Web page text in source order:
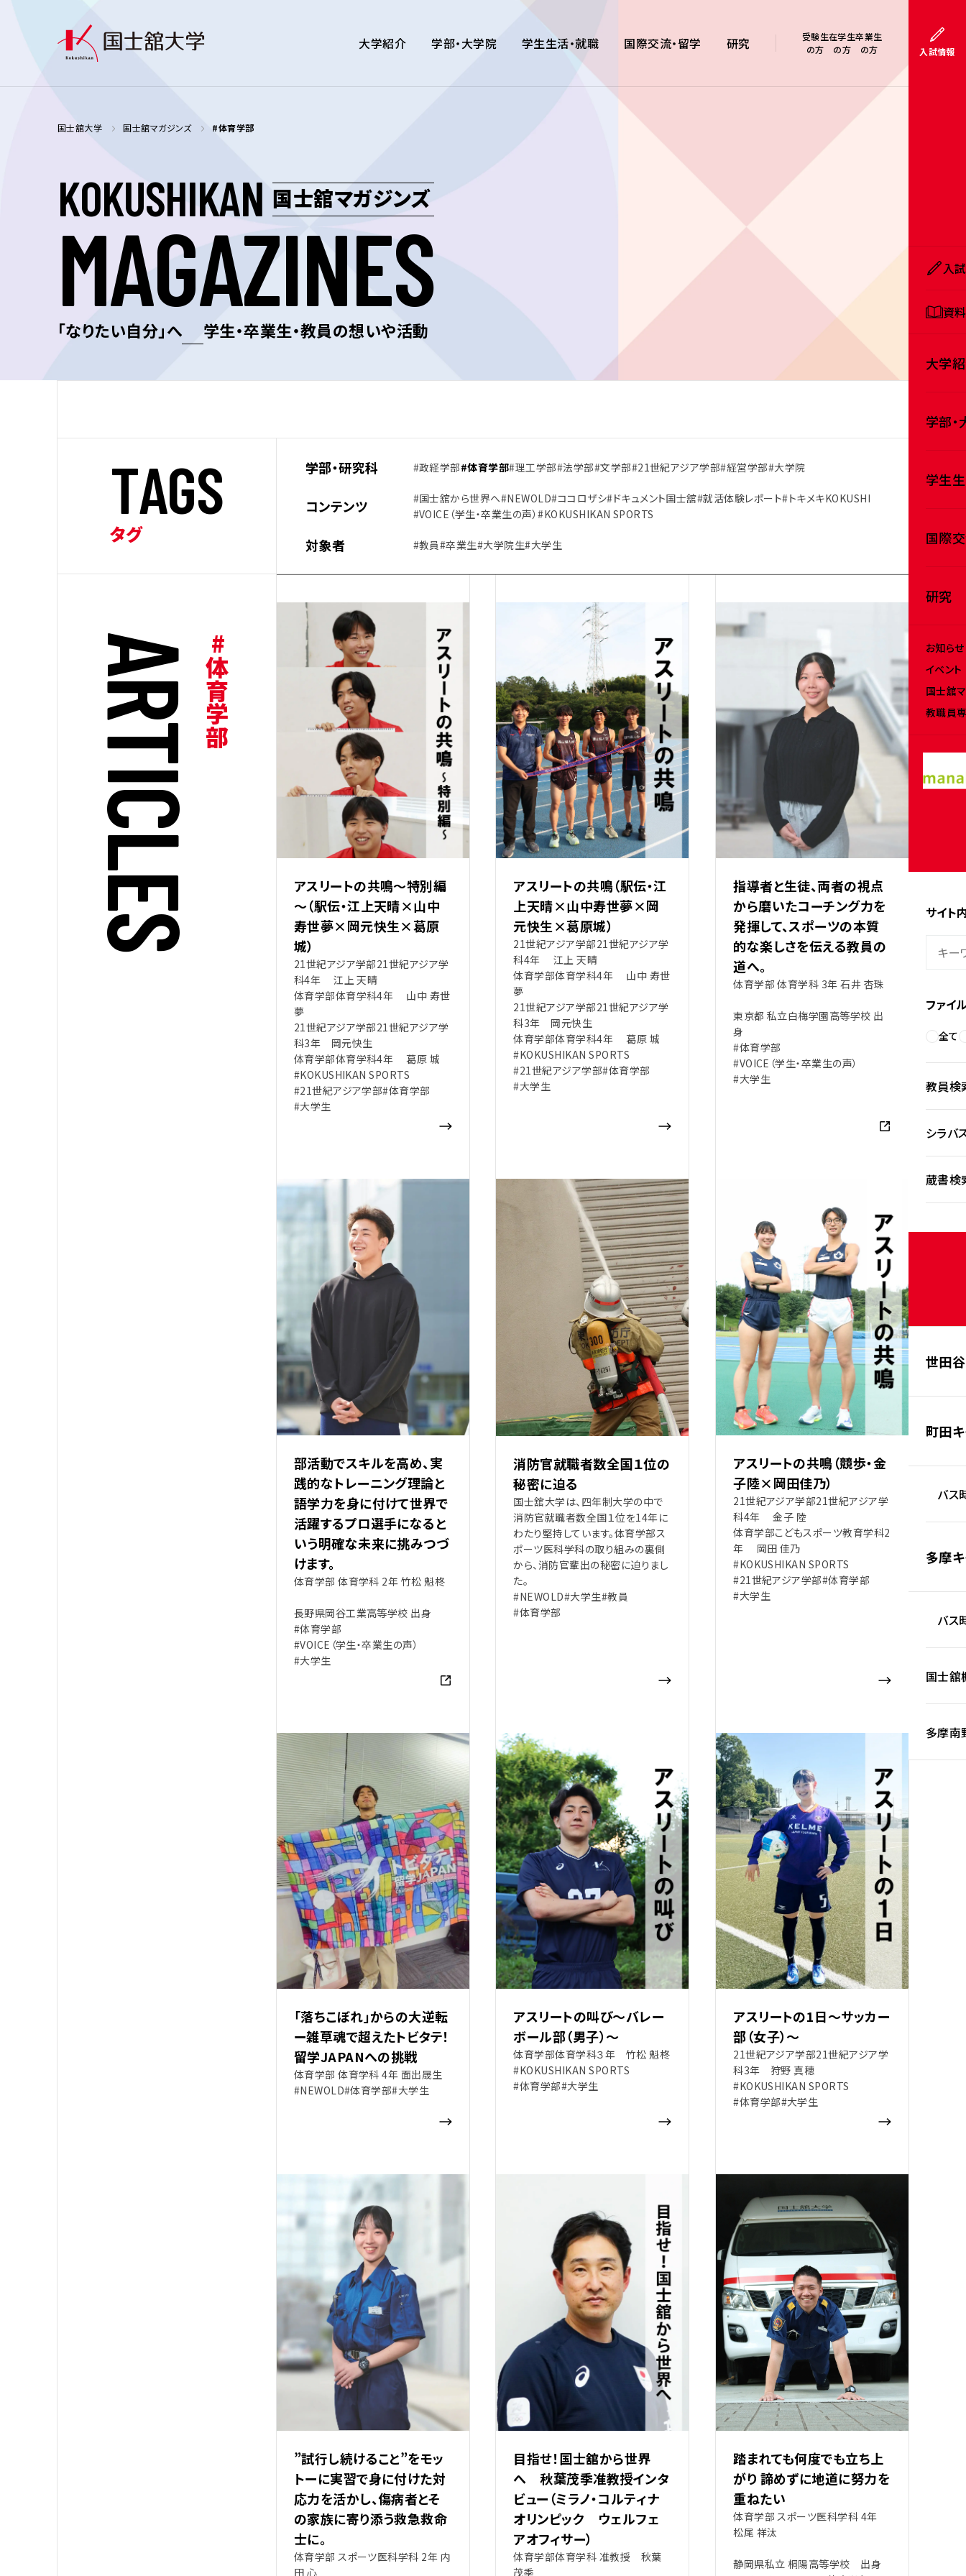
大学紹介 学部・大学院 学生生活・就職 国際交流・留学 研究
受験生
の方
在学生
の方
卒業生
の方
入試情報
入
資
大学
学部
学生
国際
研究
お知らせ
イベント
国士舘
教職員
サイト
ファイ
全て
教員検
シラバ
蔵書検
世田
町田
バス
多摩
バス
国士舘
多摩南
国士舘大学 国士舘マガジンズ #体育学部
KOKUSHIKAN 国士舘マガジンズ
MAGAZINES
「なりたい自分」へ 学生・卒業生・教員の想いや活動
TAGS
タグ
学部・研究科 #政経学部#体育学部#理工学部#法学部#文学部#21世紀アジア学部#経営学部#大学院
コンテンツ #国士舘から世界へ#NEWOLD#ココロザシ#ドキュメント国士舘#就活体験レポート#トキメキKOKUSHI
#VOICE（学生・卒業生の声）#KOKUSHIKAN SPORTS
対象者 #教員#卒業生#大学院生#大学生
A
R
T
I
C
L
E
S
#体育学部
アスリートの共鳴～特別編
～（駅伝・江上天晴×山中
寿世夢×岡元快生×葛原
城）
21世紀アジア学部21世紀アジア学
科4年 江上 天晴
体育学部体育学科4年 山中 寿世
夢
21世紀アジア学部21世紀アジア学
科3年 岡元快生
体育学部体育学科4年 葛原 城
#KOKUSHIKAN SPORTS
#21世紀アジア学部#体育学部
#大学生
アスリートの共鳴（駅伝・江
上天晴×山中寿世夢×岡
元快生×葛原城）
21世紀アジア学部21世紀アジア学
科4年 江上 天晴
体育学部体育学科4年 山中 寿世
夢
21世紀アジア学部21世紀アジア学
科3年 岡元快生
体育学部体育学科4年 葛原 城
#KOKUSHIKAN SPORTS
#21世紀アジア学部#体育学部
#大学生
指導者と生徒、両者の視点
から磨いたコーチング力を
発揮して、スポーツの本質
的な楽しさを伝える教員の
道へ。
体育学部 体育学科 3年 石井 杏珠
東京都 私立白梅学園高等学校 出
身
#体育学部
#VOICE（学生・卒業生の声）
#大学生
部活動でスキルを高め、実
践的なトレーニング理論と
語学力を身に付けて世界で
活躍するプロ選手になると
いう明確な未来に挑みつづ
けます。
体育学部 体育学科 2年 竹松 魁柊
長野県岡谷工業高等学校 出身
#体育学部
#VOICE（学生・卒業生の声）
#大学生
消防官就職者数全国１位の
秘密に迫る
国士舘大学は、四年制大学の中で
消防官就職者数全国１位を14年に
わたり堅持しています。体育学部ス
ポーツ医科学科の取り組みの裏側
から、消防官輩出の秘密に迫りまし
た。
#NEWOLD#大学生#教員
#体育学部
アスリートの共鳴（競歩・金
子陸×岡田佳乃）
21世紀アジア学部21世紀アジア学
科4年 金子 陸
体育学部こどもスポーツ教育学科2
年 岡田 佳乃
#KOKUSHIKAN SPORTS
#21世紀アジア学部#体育学部
#大学生
「落ちこぼれ」からの大逆転
ー雑草魂で超えたトビタテ！
留学JAPANへの挑戦
体育学部 体育学科 4年 面出晟生
#NEWOLD#体育学部#大学生
アスリートの叫び～バレー
ボール部（男子）～
体育学部体育学科３年 竹松 魁柊
#KOKUSHIKAN SPORTS
#体育学部#大学生
アスリートの1日～サッカー
部（女子）～
21世紀アジア学部21世紀アジア学
科3年 狩野 真穂
#KOKUSHIKAN SPORTS
#体育学部#大学生
”試行し続けること”をモッ
トーに実習で身に付けた対
応力を活かし、傷病者とそ
の家族に寄り添う救急救命
士に。
体育学部 スポーツ医科学科 2年 内
田 心
目指せ！国士舘から世界
へ 秋葉茂季准教授インタ
ビュー（ミラノ・コルティナ
オリンピック ウェルフェ
アオフィサー）
体育学部体育学科 准教授 秋葉
茂季
踏まれても何度でも立ち上
がり 諦めずに地道に努力を
重ねたい
体育学部 スポーツ医科学科 4年
松尾 祥汰
静岡県私立 桐陽高等学校 出身